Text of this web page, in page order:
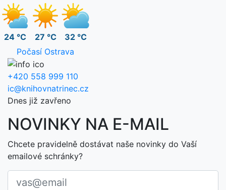
24 °C 27 °C
32 °C
Počasí Ostrava
+420 558 999 110
ic@knihovnatrinec.cz
Dnes již zavřeno
NOVINKY NA E-MAIL
Chcete pravidelně dostávat naše novinky do Vaší
emailové schránky?